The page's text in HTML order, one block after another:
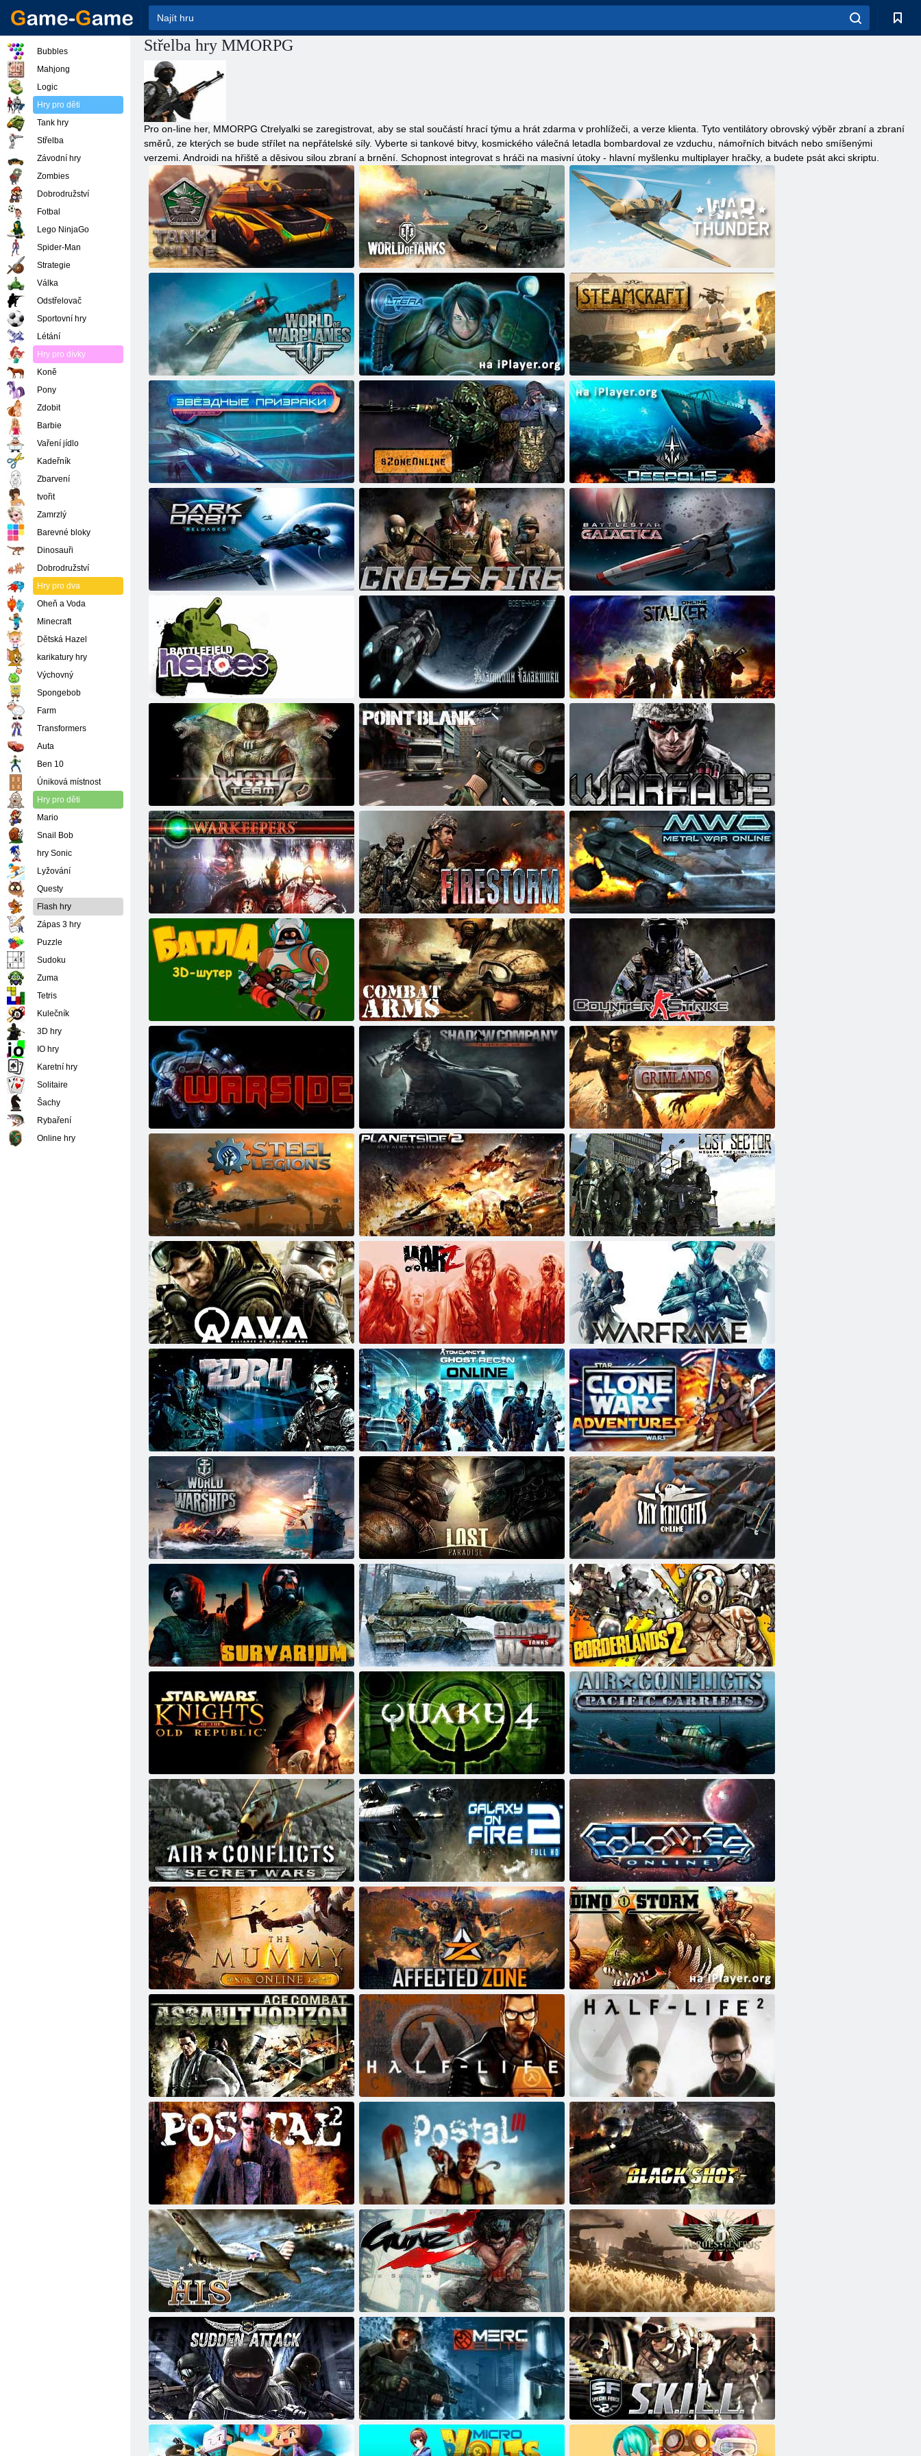
Střelba hry MMORPG
Pro on-line her, MMORPG Ctrelyalki se zaregistrovat, aby se stal součástí hrací týmu a hrát zdarma v prohlížeči, a verze klienta. Tyto ventilátory obrovský výběr zbraní a zbraní
směrů, ze kterých se bude střílet na nepřátelské síly. Vyberte si tankové bitvy, kosmického válečná letadla bombardoval ze vzduchu, námořních bitvách nebo smíšenými
verzemi. Androidi na hřiště a děsivou silou zbraní a brnění. Schopnost integrovat s hráči na masivní útoky - hlavní myšlenku multiplayer hračky, a budete psát akci skriptu.
Nádrže Online World of Tanks War Thunder
World of Warplanes Altera online Steamcraft
Star duchové sZone Online Deepolis - podvodní fotografování
DarkOrbit - Star Wars CrossFire on-line (Cross Fair) Battlestar Galactica Online
Battlefield Heroes Lord of the Galaxy Stalker Online
Wolfteam Point Blank Warface
Warkeepers FireStorm Metal War Online
Bitvy Combat Arms Counter-Strike
WarSide Shadow Company Grimlands
Ocelové legie Planetside 2 Zapomenuté sektor
Alliance of Valiant Arms War Z Warframe
TDP4 tým bitvy online Tom Clancy Ghost Recon Clone Wars Adventures
WORLD OF Varships Zapomenuté Paradise Sky Knights
Survarium Nádrže pozemní války Borderlands 2
Star Wars: Knights of the Old Republic Quake 4 Air Conflicts: Pacific dopravců. Asa Pacific
Air Conflicts: Secret Wars Galaxy on Fire 2 Full HD Kolonie online
The Mummy Online Postižené oblasti dino Storm
Ace Combat Assault Horizon Half-Life Half-Life 2
Poštovní 2 Poštovní 3 BlackShot
Heroes in the Sky Gunz 2 Heroes & Generals
Náhlý útok Merc Elite SKILL Speciální síla 2
Bubbles
Mahjong
Logic
Hry pro děti
Tank hry
Střelba
Závodní hry
Zombies
Dobrodružství
Fotbal
Lego NinjaGo
Spider-Man
Strategie
Válka
Odstřelovač
Sportovní hry
Létání
Hry pro dívky
Koně
Pony
Zdobit
Barbie
Vaření jídlo
Kadeřník
Zbarvení
tvořit
Zamrzlý
Barevné bloky
Dinosauři
Dobrodružství
Hry pro dva
Oheň a Voda
Minecraft
Dětská Hazel
karikatury hry
Výchovný
Spongebob
Farm
Transformers
Auta
Ben 10
Úniková místnost
Hry pro děti
Mario
Snail Bob
hry Sonic
Lyžování
Questy
Flash hry
Zápas 3 hry
Puzzle
Sudoku
Zuma
Tetris
Kulečník
3D hry
IO hry
Karetní hry
Solitaire
Šachy
Rybaření
Online hry